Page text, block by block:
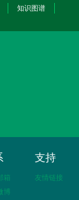
知识图谱
箱
博
支持
友情链接